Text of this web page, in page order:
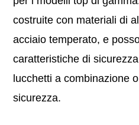
costruite con materiali di
acciaio temperato, e
caratteristiche di
lucchetti a combinazione
sicurezza.